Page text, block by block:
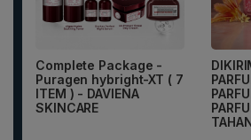
Complete Package -
Puragen hybright-XT ( 7
ITEM ) - DAVIENA
SKINCARE